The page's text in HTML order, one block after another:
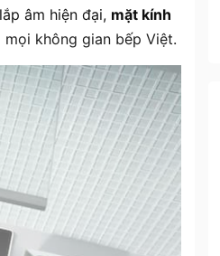
âm hiện đại, mặt kính
không gian bếp Việt.